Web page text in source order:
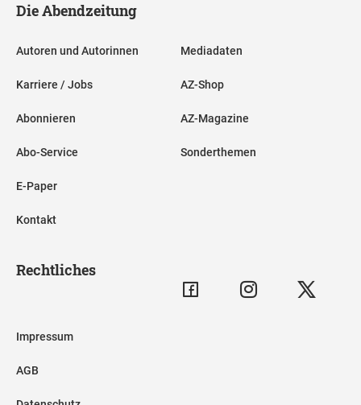
Die Abendzeitung
Autoren und Autorinnen
Karriere / Jobs
Abonnieren
Abo-Service
E-Paper
Kontakt
Mediadaten
AZ-Shop
AZ-Magazine
Sonderthemen
Rechtliches
Impressum
AGB